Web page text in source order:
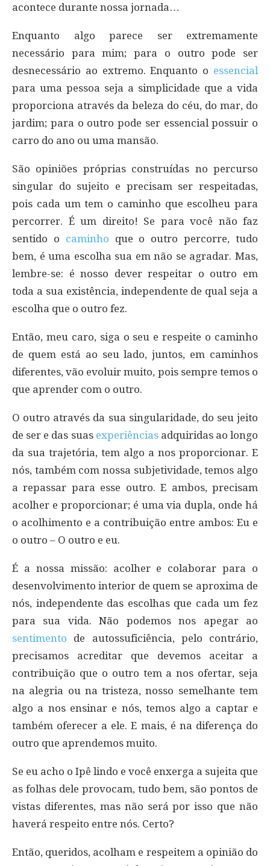
acontece durante nossa jornada…
Enquanto algo parece ser extremamente
necessário para mim; para o outro pode ser
desnecessário ao extremo. Enquanto o essencial
para uma pessoa seja a simplicidade que a vida
proporciona através da beleza do céu, do mar, do
jardim; para o outro pode ser essencial possuir o
carro do ano ou uma mansão.
São opiniões próprias construídas no percurso
singular do sujeito e precisam ser respeitadas,
pois cada um tem o caminho que escolheu para
percorrer. É um direito! Se para você não faz
sentido o caminho que o outro percorre, tudo
bem, é uma escolha sua em não se agradar. Mas,
lembre-se: é nosso dever respeitar o outro em
toda a sua existência, independente de qual seja a
escolha que o outro fez.
Então, meu caro, siga o seu e respeite o caminho
de quem está ao seu lado, juntos, em caminhos
diferentes, vão evoluir muito, pois sempre temos o
que aprender com o outro.
O outro através da sua singularidade, do seu jeito
de ser e das suas experiênciasadquiridas ao longo
da sua trajetória, tem algo a nos proporcionar. E
nós, também com nossa subjetividade, temos algo
a repassar para esse outro. E ambos, precisam
acolher e proporcionar; é uma via dupla, onde há
o acolhimento e a contribuição entre ambos: Eu e
o outro – O outro e eu.
É a nossa missão: acolher e colaborar para o
desenvolvimento interior de quem se aproxima de
nós, independente das escolhas que cada um fez
para sua vida. Não podemos nos apegar ao
sentimento de autossuficiência, pelo contrário,
precisamos acreditar que devemos aceitar a
contribuição que o outro tem a nos ofertar, seja
na alegria ou na tristeza, nosso semelhante tem
algo a nos ensinar e nós, temos algo a captar e
também oferecer a ele. E mais, é na diferença do
outro que aprendemos muito.
Se eu acho o Ipê lindo e você enxerga a sujeita que
as folhas dele provocam, tudo bem, são pontos de
vistas diferentes, mas não será por isso que não
haverá respeito entre nós. Certo?
Então, queridos, acolham e respeitem a opinião do